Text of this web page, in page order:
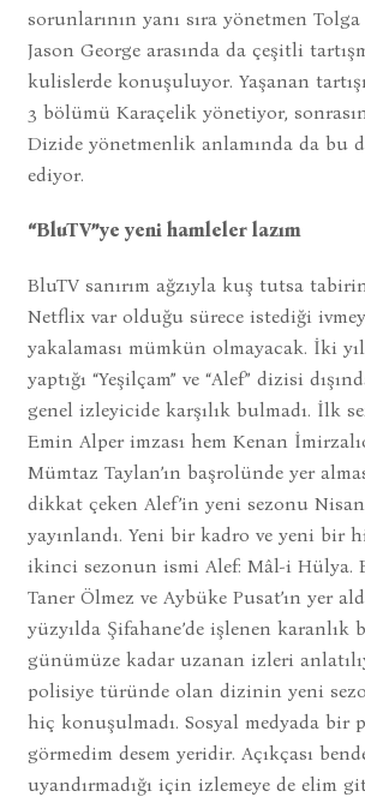
sorunlarının yanı sıra yönetmen
Jason George arasında da çeşitli
kulislerde konuşuluyor. Yaşanan
3 bölümü Karaçelik yönetiyor,
Dizide yönetmenlik anlamında da bu
ediyor.
“BluTV”ye yeni hamleler lazım
BluTV sanırım ağzıyla kuş tutsa
Netflix var olduğu sürece istediği
yakalaması mümkün olmayacak. İki
yaptığı “Yeşilçam” ve “Alef” dizisi
genel izleyicide karşılık bulmadı. İlk
Emin Alper imzası hem Kenan
Mümtaz Taylan’ın başrolünde yer
dikkat çeken Alef’in yeni sezonu Nisan
yayınlandı. Yeni bir kadro ve yeni bir
ikinci sezonun ismi Alef: Mâl-i Hülya.
Taner Ölmez ve Aybüke Pusat’ın yer
yüzyılda Şifahane’de işlenen karanlık
günümüze kadar uzanan izleri
polisiye türünde olan dizinin yeni
hiç konuşulmadı. Sosyal medyada bir
görmedim desem yeridir. Açıkçası
uyandırmadığı için izlemeye de elim